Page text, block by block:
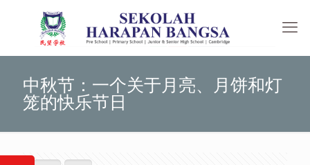
中秋节：一个关于月亮、月饼和灯
笼的快乐节日